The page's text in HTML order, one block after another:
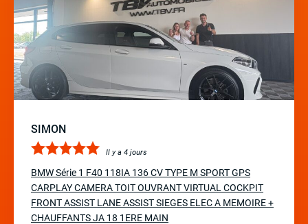
SIMON
Il y a 4 jours
BMW Série 1 F40 118IA 136 CV TYPE M SPORT GPS
CARPLAY CAMERA TOIT OUVRANT VIRTUAL COCKPIT
FRONT ASSIST LANE ASSIST SIEGES ELEC A MEMOIRE +
CHAUFFANTS JA 18 1ERE MAIN